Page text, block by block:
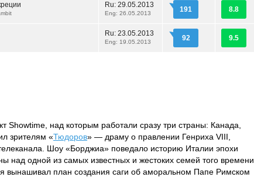
Ru: 29.05.2013
Eng: 26.05.2013 191 8.8
Ru: 23.05.2013
Eng: 19.05.2013 92 9.5
над которым работали сразу три страны: Канада,
зрителям «Тюдоров» — драму о правлении Генриха VIII,
Шоу «Борджиа» поведало историю Италии эпохи
над одной из самых известных и жестоких семей того времени.
вынашивал план создания саги об аморальном Папе Римском